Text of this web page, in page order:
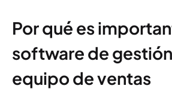
Por qué es
software de
equipo de ventas